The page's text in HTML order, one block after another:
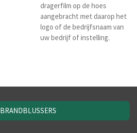
dragerfilm op de hoes
aangebracht met daarop het
logo of de bedrijfsnaam van
uw bedrijf of instelling.
BRANDBLUSSERS